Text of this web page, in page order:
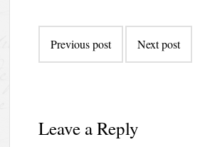
Post
navigation
Previous post Next post
Leave a Reply